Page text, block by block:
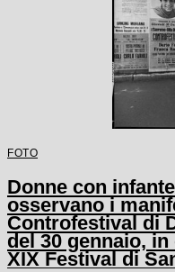
FOTO
Donne con
osservano i
Controfestival di
del 30 gennaio,
XIX Festival di